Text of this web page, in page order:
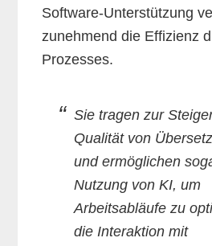
Software-Unterstützung
zunehmend die Effizienz
Prozesses.
Sie tragen zur
Qualität von
und ermöglichen
Nutzung von KI, um
Arbeitsabläufe zu
die Interaktion mit